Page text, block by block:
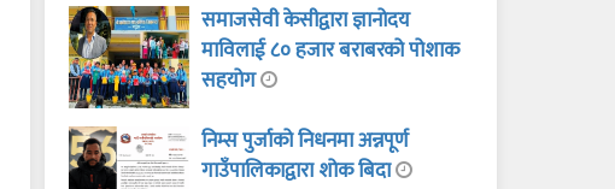
समाजसेवी केसीद्वारा ज्ञानोदय
माविलाई ८० हजार बराबरको पोशाक
सहयोग
निम्स पुर्जाको निधनमा अन्नपूर्ण
गाउँपालिकाद्वारा शोक बिदा